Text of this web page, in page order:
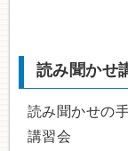
読み聞かせ
読み聞かせの
講習会